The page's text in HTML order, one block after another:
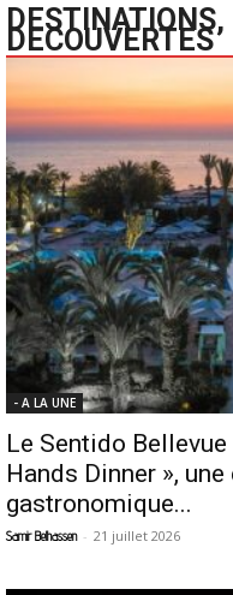
DECOUVERTES
- A LA UNE
Le Sentido
Hands Dinner »,
gastronomique...
Samir Belhassen - 21 juillet 2026